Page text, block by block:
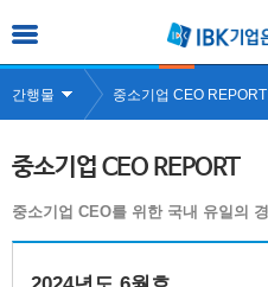
간행물 중소기업 CEO REPORT
중소기업 CEO REPORT
중소기업 CEO를 위한 국내 유일의